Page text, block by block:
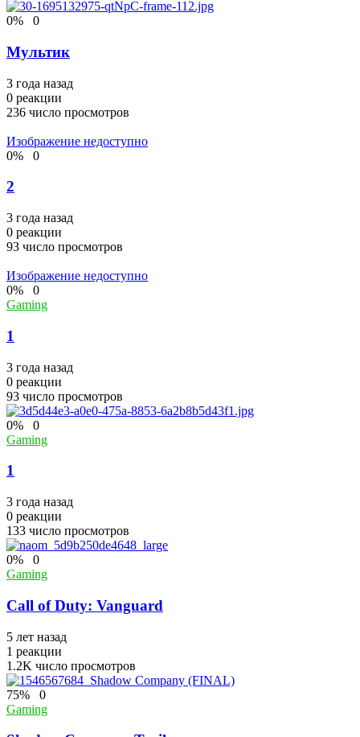
0% 0
Мультик
3 года назад
0 реакции
236 число просмотров
Изображение недоступно
0% 0
2
3 года назад
0 реакции
93 число просмотров
Изображение недоступно
0% 0
Gaming
1
3 года назад
0 реакции
93 число просмотров
0% 0
Gaming
1
3 года назад
0 реакции
133 число просмотров
0% 0
Gaming
Call of Duty: Vanguard
5 лет назад
1 реакции
1.2K число просмотров
75% 0
Gaming